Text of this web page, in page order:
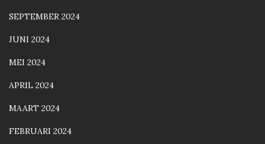
SEPTEMBER 2024
JUNI 2024
MEI 2024
APRIL 2024
MAART 2024
FEBRUARI 2024